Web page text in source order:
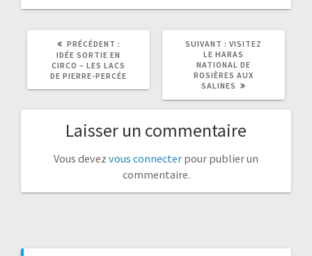
PRÉCÉDENT :
ARTICLE
PRÉCÉDENT
IDÉE SORTIE EN
CIRCO – LES LACS
DE PIERRE-PERCÉE
SUIVANT :
ARTICLE
VISITEZ
LE HARAS
NATIONAL DE
ROSIÈRES AUX
SALINES
Laisser un commentaire
Vous devez vous connecter pour publier un
commentaire.